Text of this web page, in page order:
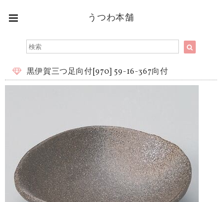
うつわ本舗
黒伊賀三つ足向付[970] 59-16-367向付